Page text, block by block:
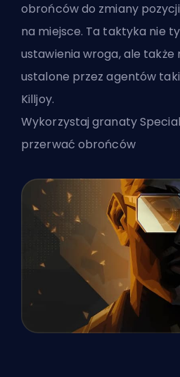
obrońców do zmiany
na miejsce. Ta taktyka nie
ustawienia wroga, ale także
ustalone przez agentów
Killjoy.
Wykorzystaj granaty
przerwać obrońców